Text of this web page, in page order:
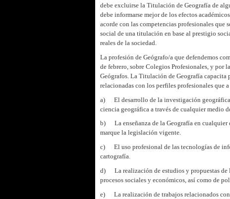
debe excluirse la Titulación de Geografía de
debe informarse mejor de los efectos
acorde con las competencias profesionales que
social de una titulación en base al prestigio
reales de la sociedad.
La profesión de Geógrafo/a que defendemos
de febrero, sobre Colegios Profesionales, y por
Geógrafos. La Titulación de Geografía capacita
relacionadas con los perfiles profesionales que
a) El desarrollo de la investigación
ciencia geográfica a través de cualquier medio
b) La enseñanza de la Geografía en cualquier
marque la legislación vigente.
c) El uso profesional de las tecnologías de
cartografía.
d) La realización de estudios y propuestas de
procesos sociales y económicos, así como de
e) La realización de trabajos relacionados con